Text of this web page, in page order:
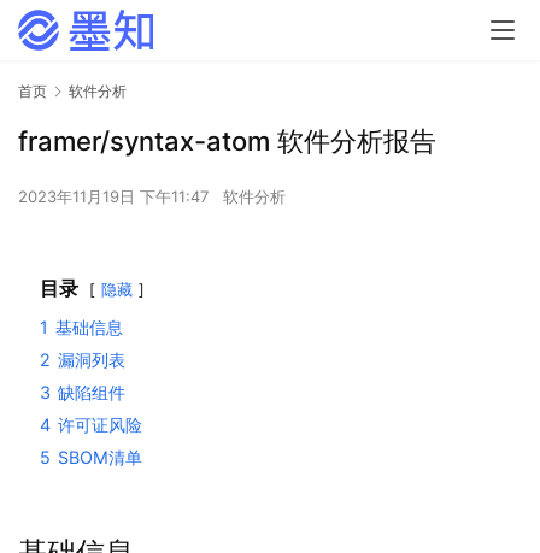
首页 软件分析
framer/syntax-atom 软件分析报告
2023年11月19日 下午11:47 软件分析
目录 隐藏
1 基础信息
2 漏洞列表
3 缺陷组件
4 许可证风险
5 SBOM清单